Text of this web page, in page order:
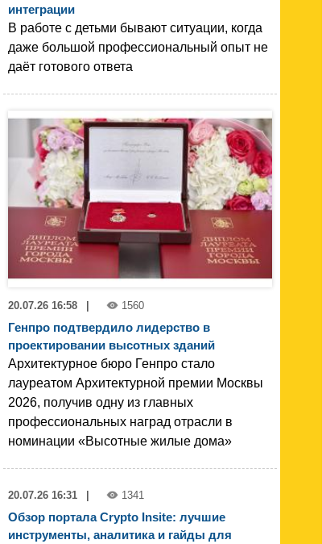
интеграции
В работе с детьми бывают ситуации, когда
даже большой профессиональный опыт не
даёт готового ответа
20.07.26 16:58 1560
Генпро подтвердило лидерство в
проектировании высотных зданий
Архитектурное бюро Генпро стало
лауреатом Архитектурной премии Москвы
2026, получив одну из главных
профессиональных наград отрасли в
номинации «Высотные жилые дома»
20.07.26 16:31 1341
Обзор портала Crypto Insite: лучшие
инструменты, аналитика и гайды для